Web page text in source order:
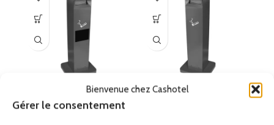
Bienvenue chez Cashotel
Gérer le consentement
poubelle acier galvanisé